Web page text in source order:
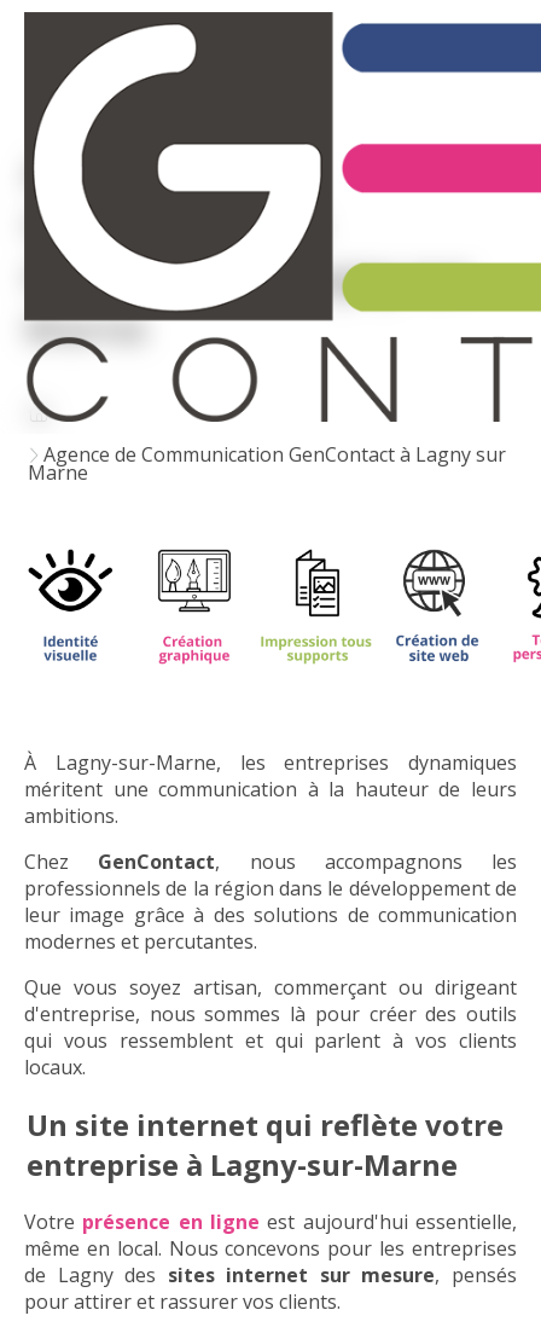
Agence de
Communication
GenContact à Lagny sur
Marne
Agence de Communication GenContact à Lagny sur
Marne
À Lagny-sur-Marne, les entreprises dynamiques
méritent une communication à la hauteur de leurs
ambitions.
Chez GenContact, nous accompagnons les
professionnels de la région dans le développement de
leur image grâce à des solutions de communication
modernes et percutantes.
Que vous soyez artisan, commerçant ou dirigeant
d'entreprise, nous sommes là pour créer des outils
qui vous ressemblent et qui parlent à vos clients
locaux.
Un site internet qui reflète votre
entreprise à Lagny-sur-Marne
Votre présence en ligne est aujourd'hui essentielle,
même en local. Nous concevons pour les entreprises
de Lagny des sites internet sur mesure, pensés
pour attirer et rassurer vos clients.